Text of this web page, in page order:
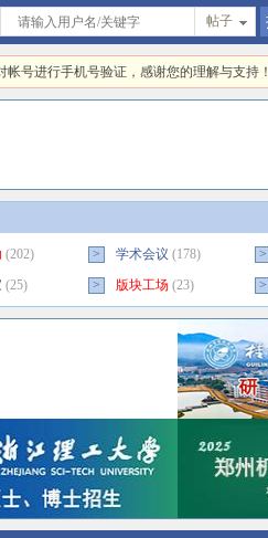
帖子
号进行手机号验证，感谢您的理解与支持！
(202) > 学术会议 (178) >
(25) > 版块工场(23) >